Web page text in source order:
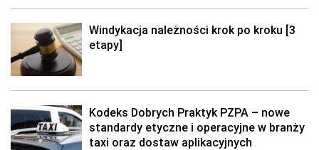
Windykacja należności krok po kroku [3
etapy]
Kodeks Dobrych Praktyk PZPA – nowe
standardy etyczne i operacyjne w branży
taxi oraz dostaw aplikacyjnych